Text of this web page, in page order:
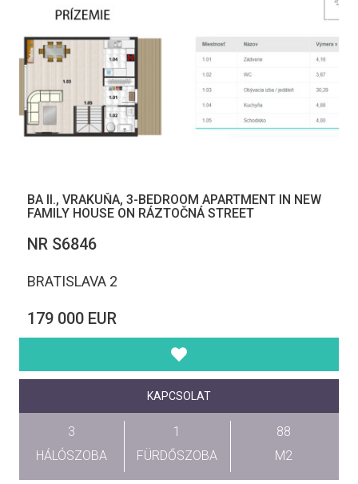
BA II., VRAKUŇA, 3-BEDROOM APARTMENT IN NEW
FAMILY HOUSE ON RÁZTOČNÁ STREET
NR S6846
BRATISLAVA 2
179 000 EUR
KAPCSOLAT
3
HÁLÓSZOBA
1
FÜRDŐSZOBA
88
M2